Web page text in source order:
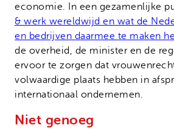
economie. In een gezamenlijke
& werk wereldwijd en wat de
en bedrijven daarmee te maken
de overheid, de minister en de
ervoor te zorgen dat
volwaardige plaats hebben in
internationaal ondernemen.
Niet genoeg